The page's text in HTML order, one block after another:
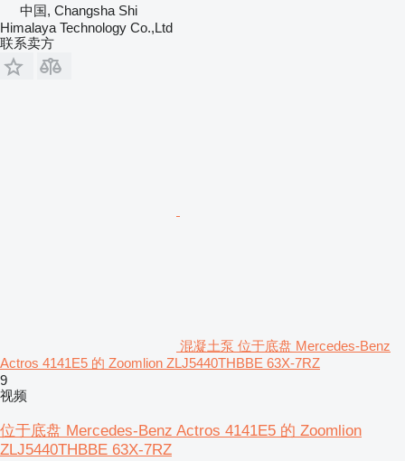
中国, Changsha Shi
Himalaya Technology Co.,Ltd
联系卖方
混凝土泵 位于底盘 Mercedes-Benz
Actros 4141E5 的 Zoomlion ZLJ5440THBBE 63X-7RZ
9
视频
位于底盘 Mercedes-Benz Actros 4141E5 的 Zoomlion
ZLJ5440THBBE 63X-7RZ